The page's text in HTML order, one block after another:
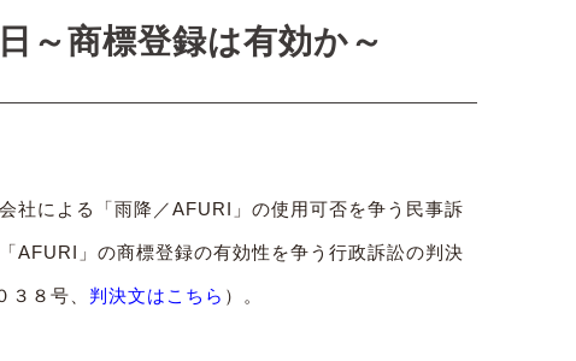
～商標登録は有効か～
社による「雨降／AFURI」の使用可否を争う民事訴
AFURI」の商標登録の有効性を争う行政訴訟の判決
８号、 判決文はこちら ）。